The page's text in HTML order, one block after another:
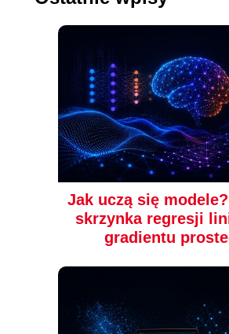
Python. Wprowadzenie.
Wydanie VI
Mark Lutz
(119,40 zł najniższa cena z 30 dni)
125.37 zł
199.00 zł (-37%)
AI dla
IT.
Chrissy
(77,40 zł
Jak uczą się
skrzynka regresji
gradientu